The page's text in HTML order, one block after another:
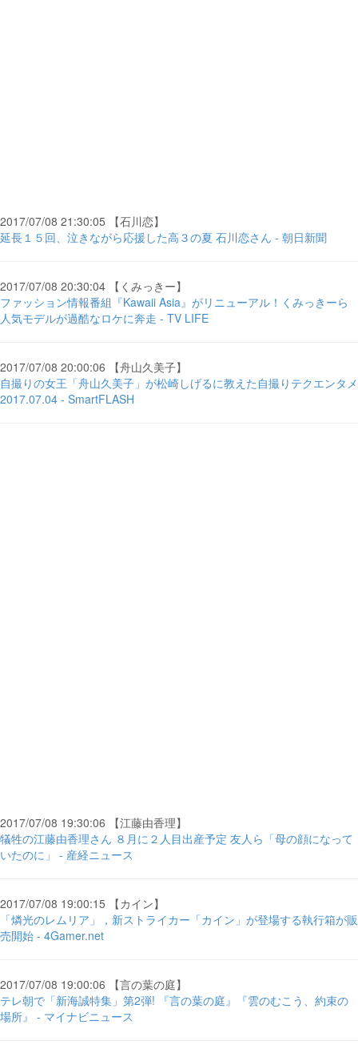
2017/07/08 21:30:05 【石川恋】
延長１５回、泣きながら応援した高３の夏 石川恋さん - 朝日新聞
2017/07/08 20:30:04 【くみっきー】
ファッション情報番組『Kawaii Asia』がリニューアル！くみっきーら
人気モデルが過酷なロケに奔走 - TV LIFE
2017/07/08 20:00:06 【舟山久美子】
自撮りの女王「舟山久美子」が松崎しげるに教えた自撮りテクエンタメ
2017.07.04 - SmartFLASH
2017/07/08 19:30:06 【江藤由香理】
犠牲の江藤由香理さん ８月に２人目出産予定 友人ら「母の顔になって
いたのに」 - 産経ニュース
2017/07/08 19:00:15 【カイン】
「燐光のレムリア」，新ストライカー「カイン」が登場する執行箱が販
売開始 - 4Gamer.net
2017/07/08 19:00:06 【言の葉の庭】
テレ朝で「新海誠特集」第2弾! 『言の葉の庭』『雲のむこう、約束の
場所』 - マイナビニュース